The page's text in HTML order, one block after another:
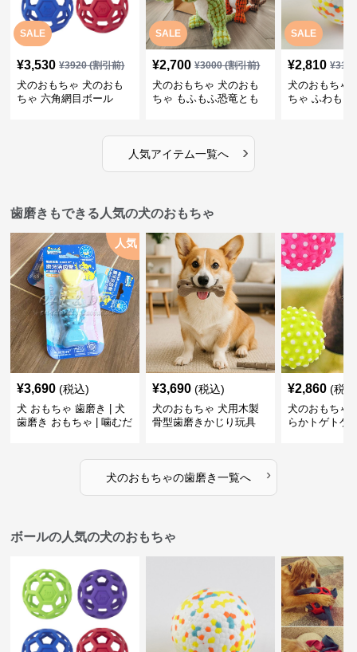
SALE
¥3,530 ¥3920(割引前)
犬のおもちゃ 犬のおも
ちゃ 六角網目ボール
SALE
¥2,700 ¥3000(割引前)
犬のおもちゃ 犬のおも
ちゃ もふもふ恐竜とも
SALE
¥2,810 ¥
犬のおもちゃ
ちゃ ふわもこ
人気アイテム一覧へ ›
歯磨きもできる人気の犬のおもちゃ
人気
¥3,690 (税込)
犬 おもちゃ 歯磨き | 犬
歯磨き おもちゃ | 噛むだ
¥3,690 (税込)
犬のおもちゃ 犬用木製
骨型歯磨きかじり玩具
¥2,860 (税
犬のおもちゃ
らかトゲトゲ
犬のおもちゃの歯磨き一覧へ ›
ボールの人気の犬のおもちゃ